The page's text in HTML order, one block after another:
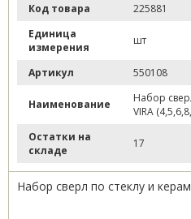
Код товара
225881
Единица
измерения
шт
Артикул 550108
Наименование
Набор
VIRA
Остатки на
складе
17
Набор сверл по стеклу и